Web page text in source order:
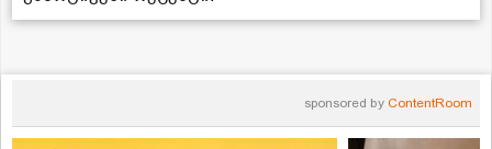
sponsored by ContentRoom